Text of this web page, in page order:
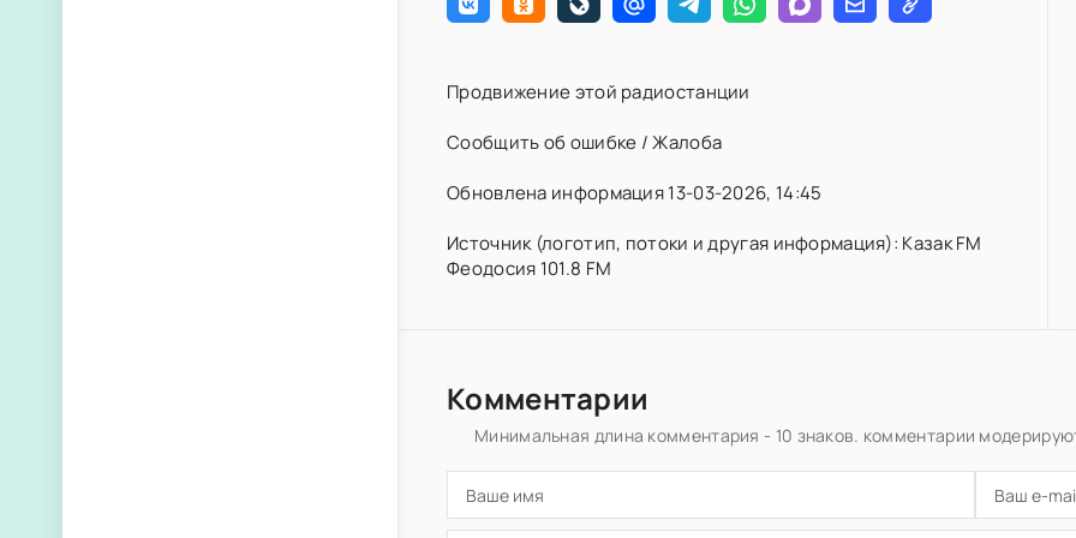
Продвижение этой радиостанции
Сообщить об ошибке / Жалоба
Обновлена информация 13-03-2026, 14:45
Источник (логотип, потоки и другая информация): Казак FM
Феодосия 101.8 FM
Комментарии
Минимальная длина комментария - 10 знаков. комментарии